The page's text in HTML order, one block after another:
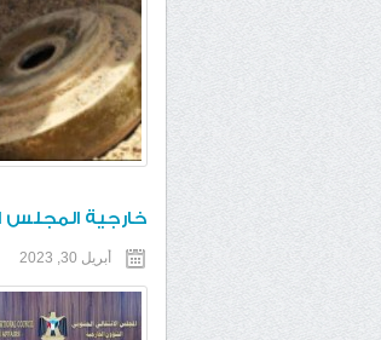
خارجية المجلس
أبريل 30, 2023